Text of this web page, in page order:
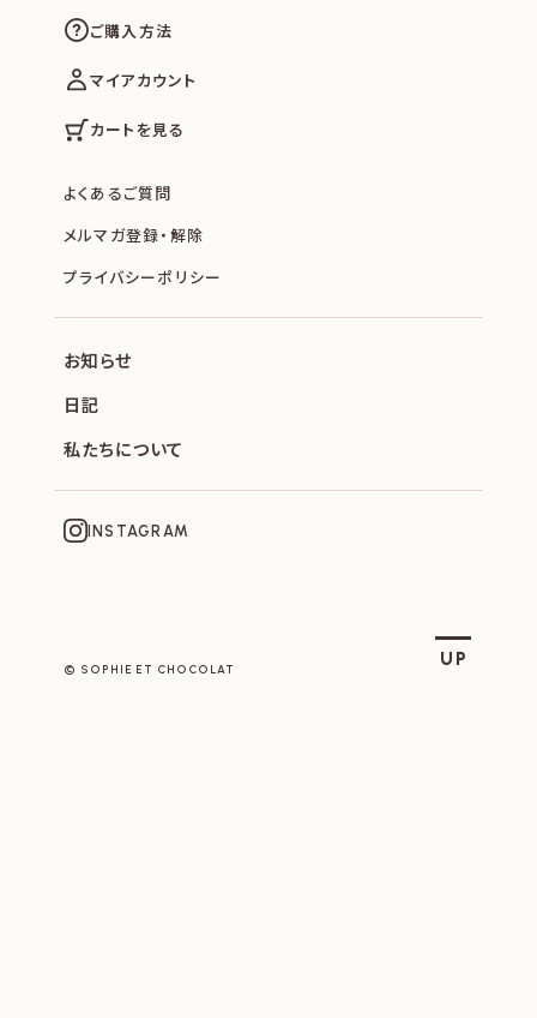
ご購入方法
マイアカウント
カートを見る
よくあるご質問
メルマガ登録・解除
プライバシーポリシー
お知らせ
日記
私たちについて
INSTAGRAM
© SOPHIE ET CHOCOLAT UP